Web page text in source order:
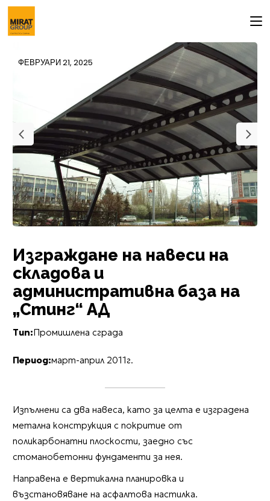
ФЕВРУАРИ 21, 2025
Изграждане на навеси на
складова и
административна база на
„Стинг“ АД
Тип:Промишлена сграда
Период:март-април 2011г.
Изпълнени са два навеса, като за целта е изградена
метална конструкция с покритие от
поликарбонатни плоскости, заедно със
стоманобетонни фундаменти за нея.
Направена е вертикална планировка и
възстановяване на асфалтова настилка.